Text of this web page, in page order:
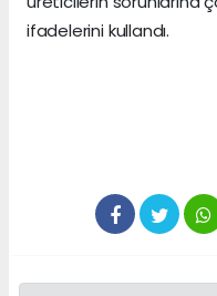
ifadelerini kullandı.